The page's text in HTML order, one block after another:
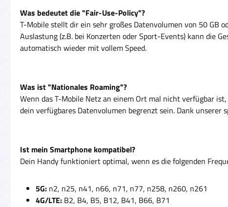
Was bedeutet die "Fair-Use-Policy"?
T-Mobile stellt dir ein sehr großes Datenvolumen von 50 GB
Auslastung (z.B. bei Konzerten oder Sport-Events) kann die
automatisch wieder mit vollem Speed.
Was ist "Nationales Roaming"?
Wenn das T-Mobile Netz an einem Ort mal nicht verfügbar
dein verfügbares Datenvolumen begrenzt sein. Dank
Ist mein Smartphone kompatibel?
Dein Handy funktioniert optimal, wenn es die folgenden
5G: n2, n25, n41, n66, n71, n77, n258, n260, n261
4G/LTE: B2, B4, B5, B12, B41, B66, B71